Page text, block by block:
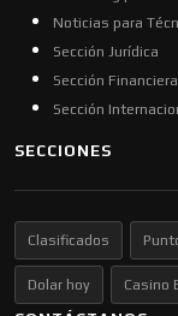
Noticias para
Sección Jurídica
Sección Financiera
Sección
SECCIONES
Clasificados
Dolar hoy Casino